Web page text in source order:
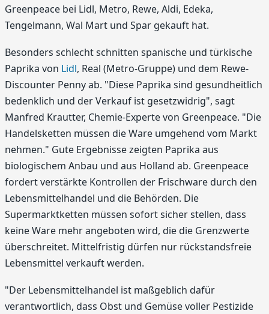
Greenpeace bei Lidl, Metro, Rewe, Aldi, Edeka,
Tengelmann, Wal Mart und Spar gekauft hat.
Besonders schlecht schnitten spanische und türkische
Paprika von Lidl, Real (Metro-Gruppe) und dem Rewe-
Discounter Penny ab. "Diese Paprika sind gesundheitlich
bedenklich und der Verkauf ist gesetzwidrig", sagt
Manfred Krautter, Chemie-Experte von Greenpeace. "Die
Handelsketten müssen die Ware umgehend vom Markt
nehmen." Gute Ergebnisse zeigten Paprika aus
biologischem Anbau und aus Holland ab. Greenpeace
fordert verstärkte Kontrollen der Frischware durch den
Lebensmittelhandel und die Behörden. Die
Supermarktketten müssen sofort sicher stellen, dass
keine Ware mehr angeboten wird, die die Grenzwerte
überschreitet. Mittelfristig dürfen nur rückstandsfreie
Lebensmittel verkauft werden.
"Der Lebensmittelhandel ist maßgeblich dafür
verantwortlich, dass Obst und Gemüse voller Pestizide